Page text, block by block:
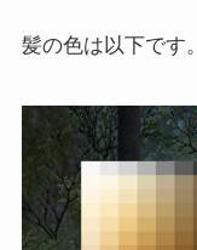
髪の色は以下です。